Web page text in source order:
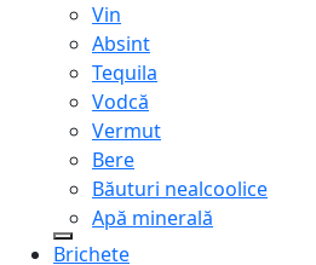
Vin
Absint
Tequila
Vodcă
Vermut
Bere
Băuturi nealcoolice
Apă minerală
Brichete